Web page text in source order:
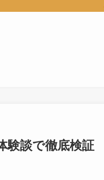
験談で徹底検証